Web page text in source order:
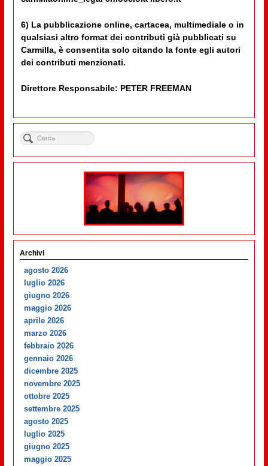
6) La pubblicazione online, cartacea, multimediale o in
qualsiasi altro format dei contributi già pubblicati su
Carmilla, è consentita solo citando la fonte egli autori
dei contributi menzionati.
Direttore Responsabile: PETER FREEMAN
Archivi
agosto 2026
luglio 2026
giugno 2026
maggio 2026
aprile 2026
marzo 2026
febbraio 2026
gennaio 2026
dicembre 2025
novembre 2025
ottobre 2025
settembre 2025
agosto 2025
luglio 2025
giugno 2025
maggio 2025